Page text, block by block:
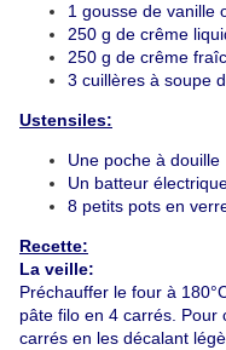
1 gousse de vanille
250 g de crême
250 g de crême
3 cuillères à soupe
Ustensiles:
Une poche à douille
Un batteur
8 petits pots en
Recette:
La veille:
Préchauffer le four à
pâte filo en 4 carrés. Pour
carrés en les décalant